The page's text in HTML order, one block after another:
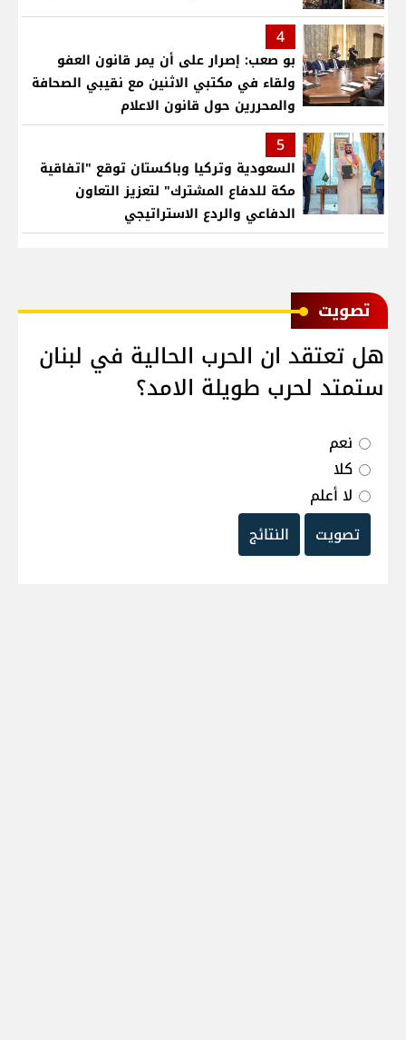
4
بو صعب: إصرار على أن يمر قانون العفو
ولقاء في مكتبي الاثنين مع نقيبي الصحافة
والمحررين حول قانون الاعلام
5
السعودية وتركيا وباكستان توقع "اتفاقية
مكة للدفاع المشترك" لتعزيز التعاون
الدفاعي والردع الاستراتيجي
ﺗﺼﻮﻳﺖ
هل تعتقد ان الحرب الحالية في لبنان
ستمتد لحرب طويلة الامد؟
نعم
كلا
لا أعلم
تصويت
النتائج